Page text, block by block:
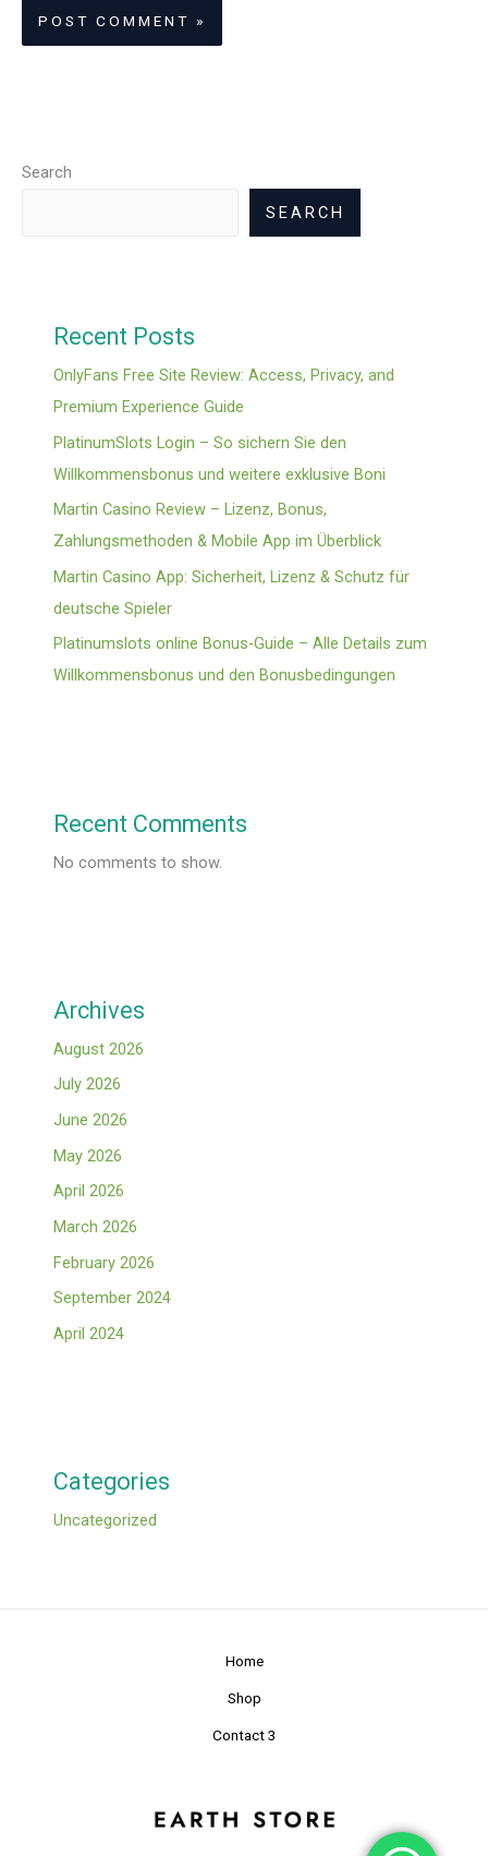
Search
SEARCH
Recent Posts
OnlyFans Free Site Review: Access, Privacy, and
Premium Experience Guide
PlatinumSlots Login – So sichern Sie den
Willkommensbonus und weitere exklusive Boni
Martin Casino Review – Lizenz, Bonus,
Zahlungsmethoden & Mobile App im Überblick
Martin Casino App: Sicherheit, Lizenz & Schutz für
deutsche Spieler
Platinumslots online Bonus‑Guide – Alle Details zum
Willkommensbonus und den Bonusbedingungen
Recent Comments
No comments to show.
Archives
August 2026
July 2026
June 2026
May 2026
April 2026
March 2026
February 2026
September 2024
April 2024
Categories
Uncategorized
Home
Shop
Contact 3